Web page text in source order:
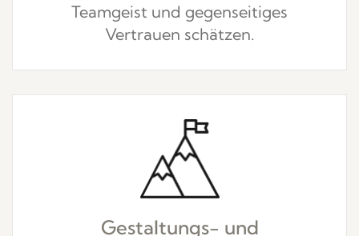
Teamgeist und gegenseitiges
Vertrauen schätzen.
Gestaltungs- und